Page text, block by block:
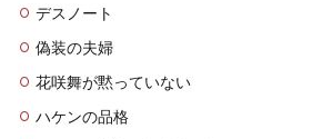
デスノート
偽装の夫婦
花咲舞が黙っていない
ハケンの品格